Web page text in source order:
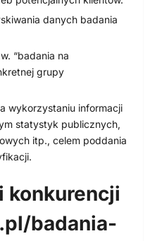
danych badania
“badania na
grupy
wykorzystaniu informacji
statystyk publicznych,
itp., celem poddania
konkurencji
badania-